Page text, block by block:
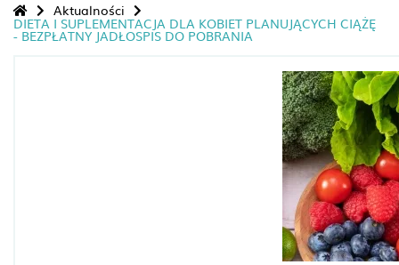
Aktualności
DIETA I SUPLEMENTACJA DLA KOBIET PLANUJĄCYCH CIĄŻĘ
- BEZPŁATNY JADŁOSPIS DO POBRANIA